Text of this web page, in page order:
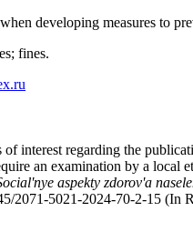
developing measures to
fines.
interest regarding the
an examination by a local
aspekty zdorov'a
2071-5021-2024-70-2-15 (In